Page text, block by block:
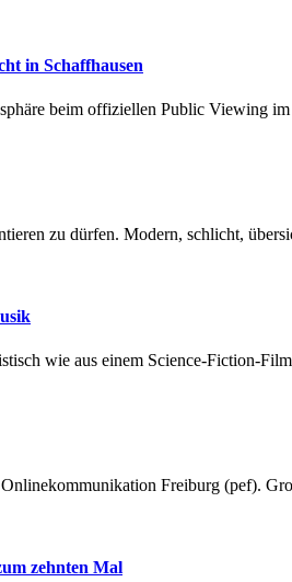
in Schaffhausen
beim offiziellen Public Viewing
zu dürfen. Modern, schlicht,
wie aus einem Science-Fiction-
Onlinekommunikation Freiburg (pef).
zehnten Mal